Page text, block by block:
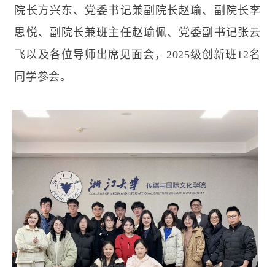
院长方兴东、党委书记兼副院长赵瑜、副院长李
思悦、副院长兼班主任赵瑜佩、党委副书记张云
飞以及各位导师出席见面会，2025级创新班12名
同学参会。